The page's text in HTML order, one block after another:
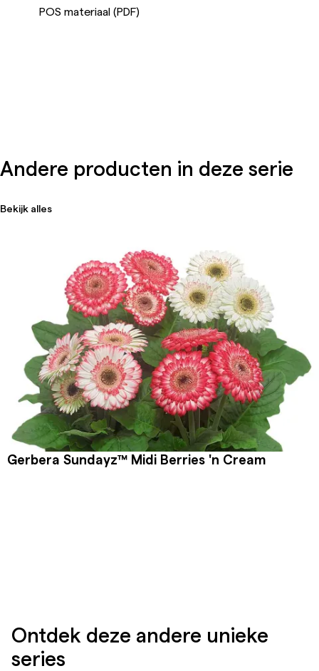
POS materiaal (PDF)
Andere producten in deze serie
Bekijk alles
Gerbera Sundayz™ Midi Berries 'n Cream
Ontdek deze andere unieke
series